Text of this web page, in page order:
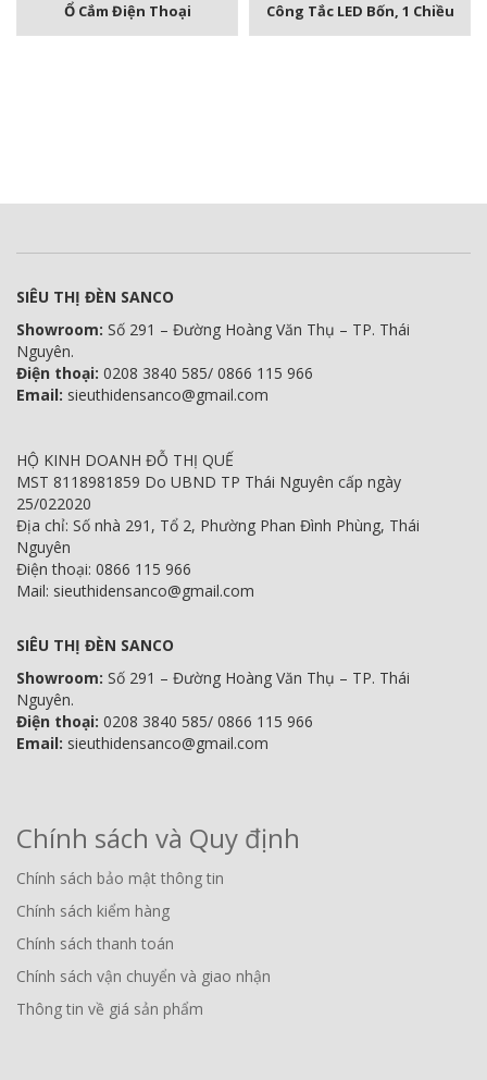
Ổ Cắm Điện Thoại Công Tắc LED Bốn, 1 Chiều
SIÊU THỊ ĐÈN SANCO
Showroom: Số 291 – Đường Hoàng Văn Thụ – TP. Thái
Nguyên.
Điện thoại: 0208 3840 585/ 0866 115 966
Email: sieuthidensanco@gmail.com
HỘ KINH DOANH ĐỖ THỊ QUẾ
MST 8118981859 Do UBND TP Thái Nguyên cấp ngày
25/022020
Địa chỉ: Số nhà 291, Tổ 2, Phường Phan Đình Phùng, Thái
Nguyên
Điện thoại: 0866 115 966
Mail: sieuthidensanco@gmail.com
SIÊU THỊ ĐÈN SANCO
Showroom: Số 291 – Đường Hoàng Văn Thụ – TP. Thái
Nguyên.
Điện thoại: 0208 3840 585/ 0866 115 966
Email: sieuthidensanco@gmail.com
Chính sách và Quy định
Chính sách bảo mật thông tin
Chính sách kiểm hàng
Chính sách thanh toán
Chính sách vận chuyển và giao nhận
Thông tin về giá sản phẩm